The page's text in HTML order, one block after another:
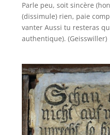
Parle peu, soit sincère
(dissimule) rien, paie
vanter Aussi tu resteras
authentique). (Geisswiller)